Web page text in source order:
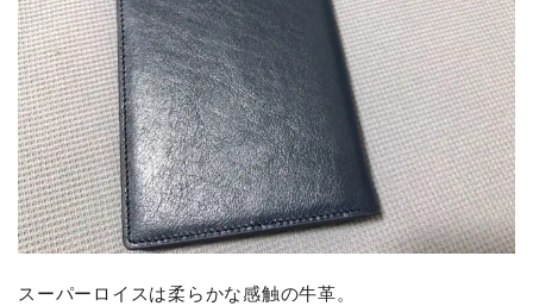
スーパーロイスは柔らかな感触の牛革。